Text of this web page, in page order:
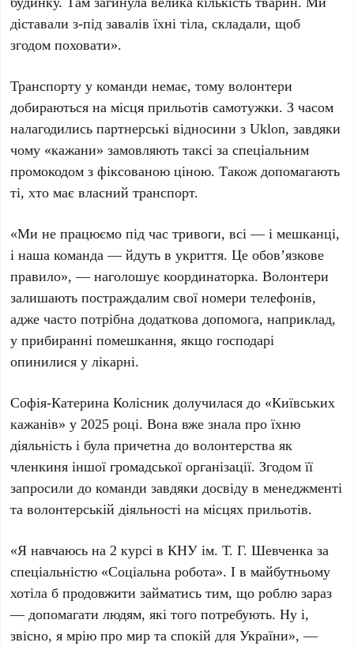
діставали з-під завалів їхні тіла, складали, щоб
згодом поховати».
Транспорту у команди немає, тому волонтери
добираються на місця прильотів самотужки. З часом
налагодились партнерські відносини зUklon, завдяки
чому «кажани» замовляють таксі за спеціальним
промокодом з фіксованою ціною. Також допомагають
ті, хто має власний транспорт.
«Ми не працюємо під час тривоги, всі — і мешканці,
і наша команда — йдуть в укриття. Це обов’язкове
правило», — наголошує координаторка. Волонтери
залишають постраждалим свої номери телефонів,
адже часто потрібна додаткова допомога, наприклад,
у прибиранні помешкання, якщо господарі
опинилися у лікарні.
Софія-Катерина Колісник долучилася до «Київських
кажанів» у2025 році. Вона вже знала про їхню
діяльність і була причетна до волонтерства як
членкиня іншої громадської організації. Згодом її
запросили до команди завдяки досвіду в менеджменті
та волонтерській діяльності на місцях прильотів.
«Я навчаюсь на2 курсі вКНУ ім. Т. Г. Шевченка за
спеціальністю «Соціальна робота». І в майбутньому
хотіла б продовжити займатись тим, що роблю зараз
— допомагати людям, які того потребують. Ну і,
звісно, я мрію про мир та спокій для України», —